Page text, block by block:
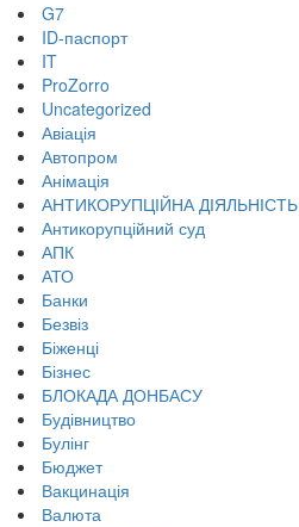
G7
ID-паспорт
IT
ProZorro
Uncategorized
Авіація
Автопром
Анімація
АНТИКОРУПЦІЙНА ДІЯЛЬНІСТЬ
Антикорупційний суд
АПК
АТО
Банки
Безвіз
Біженці
Бізнес
БЛОКАДА ДОНБАСУ
Будівництво
Булінг
Бюджет
Вакцинація
Валюта